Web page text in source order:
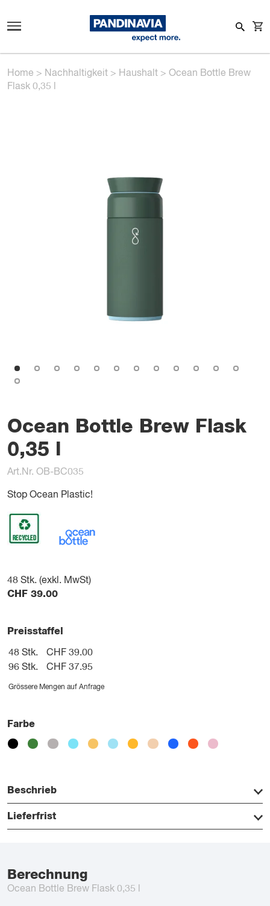
Home > Nachhaltigkeit > Haushalt > Ocean Bottle Brew
Flask 0,35 l
Ocean Bottle Brew Flask
0,35 l
Art.Nr. OB-BC035
Stop Ocean Plastic!
48 Stk. (exkl. MwSt)
CHF 39.00
Preisstaffel
48 Stk.
CHF 39.00
96 Stk.
CHF 37.95
Grössere Mengen auf Anfrage
Farbe
Beschrieb
Lieferfrist
Berechnung
Ocean Bottle Brew Flask 0,35 l